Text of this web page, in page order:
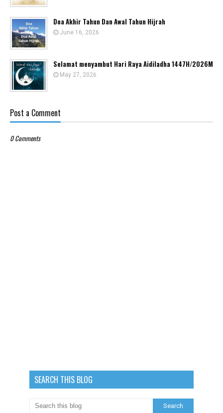
Doa Akhir Tahun Dan Awal Tahun Hijrah
June 16, 2026
Selamat menyambut Hari Raya Aidiladha 1447H/2026M
May 27, 2026
Post a Comment
0 Comments
SEARCH THIS BLOG